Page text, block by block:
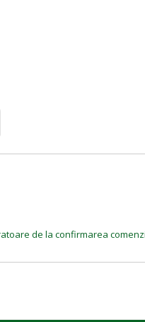
de la confirmarea